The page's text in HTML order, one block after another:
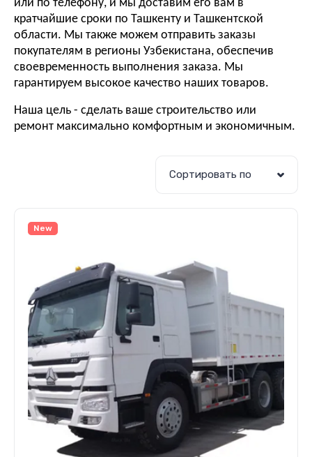
или по телефону, и мы доставим его вам в
кратчайшие сроки по Ташкенту и Ташкентской
области. Мы также можем отправить заказы
покупателям в регионы Узбекистана, обеспечив
своевременность выполнения заказа. Мы
гарантируем высокое качество наших товаров.
Наша цель - сделать ваше строительство или
ремонт максимально комфортным и экономичным.
Сортировать по
New